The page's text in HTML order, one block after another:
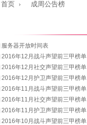
首页 › 成周公告榜
服务器开放时间表
2016年12月战斗声望前三甲榜单
2016年12月社交声望前三甲榜单
2016年12月护卫声望前三甲榜单
2016年11月战斗声望前三甲榜单
2016年11月社交声望前三甲榜单
2016年11月护卫声望前三甲榜单
2016年10月战斗声望前三甲榜单